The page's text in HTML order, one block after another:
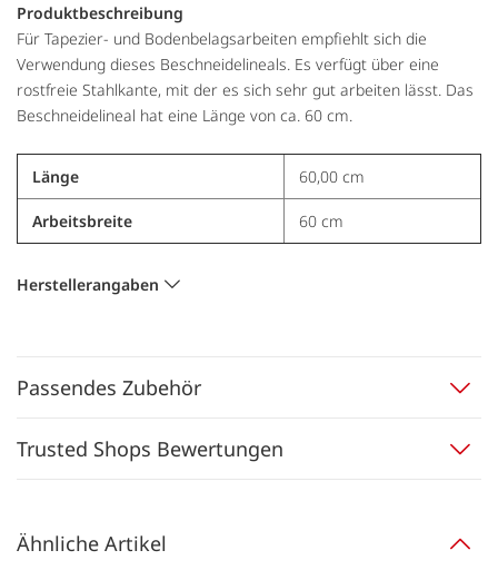
Produktbeschreibung
Für Tapezier- und Bodenbelagsarbeiten empfiehlt sich die
Verwendung dieses Beschneidelineals. Es verfügt über eine
rostfreie Stahlkante, mit der es sich sehr gut arbeiten lässt. Das
Beschneidelineal hat eine Länge von ca. 60 cm.
Länge 60,00 cm
Arbeitsbreite 60 cm
Herstellerangaben
Passendes Zubehör
Trusted Shops Bewertungen
Ähnliche Artikel